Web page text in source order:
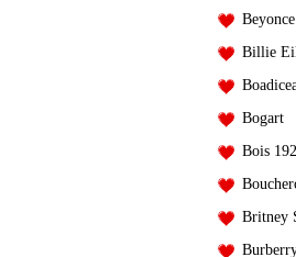
Beyonce
Billie
Bogart
Bois
Britney